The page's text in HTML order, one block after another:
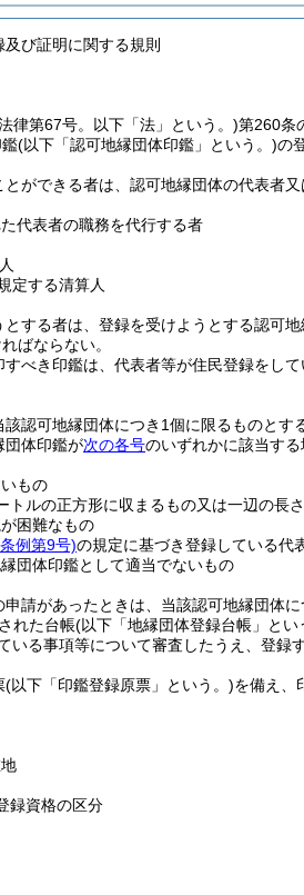
び証明に関する規則
律第67号。以下「法」という。)第260条
(以下「認可地縁団体印鑑」という。)の
ができる者は、認可地縁団体の代表者又
代表者の職務を代行する者
定する清算人
する者は、登録を受けようとする認可
ばならない。
べき印鑑は、代表者等が住民登録をし
認可地縁団体につき1個に限るものとする
団体印鑑が次の各号のいずれかに該当す
もの
トルの正方形に収まるもの又は一辺の長
困難なもの
例第9号)の規定に基づき登録している代
団体印鑑として適当でないもの
請があったときは、当該認可地縁団体に
れた台帳(以下「地縁団体登録台帳」とい
いる事項等について審査したうえ、登録
(以下「印鑑登録原票」という。)を備え、
録資格の区分